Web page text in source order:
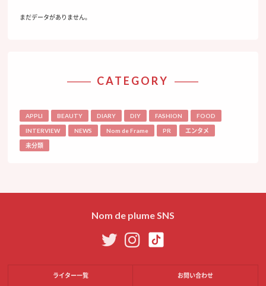
まだデータがありません。
CATEGORY
APPLI BEAUTY DIARY DIY FASHION FOOD
INTERVIEW NEWS Nom de Frame PR エンタメ
未分類
Nom de plume SNS
ライター一覧 お問い合わせ